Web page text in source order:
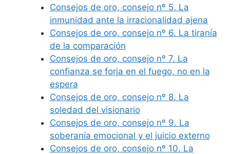
Consejos de oro, consejo nº 5. La
inmunidad ante la irracionalidad ajena
Consejos de oro, consejo nº 6. La tiranía
de la comparación
Consejos de oro, consejo nº 7. La
confianza se forja en el fuego, no en la
espera
Consejos de oro, consejo nº 8. La
soledad del visionario
Consejos de oro, consejo nº 9. La
soberanía emocional y el juicio externo
Consejos de oro, consejo nº 10. La